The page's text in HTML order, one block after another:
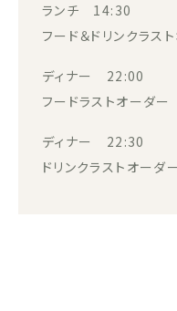
ランチ 14:30
フード＆ドリンクラス
ディナー 22:00
フードラストオーダー
ディナー 22:30
ドリンクラストオーダー